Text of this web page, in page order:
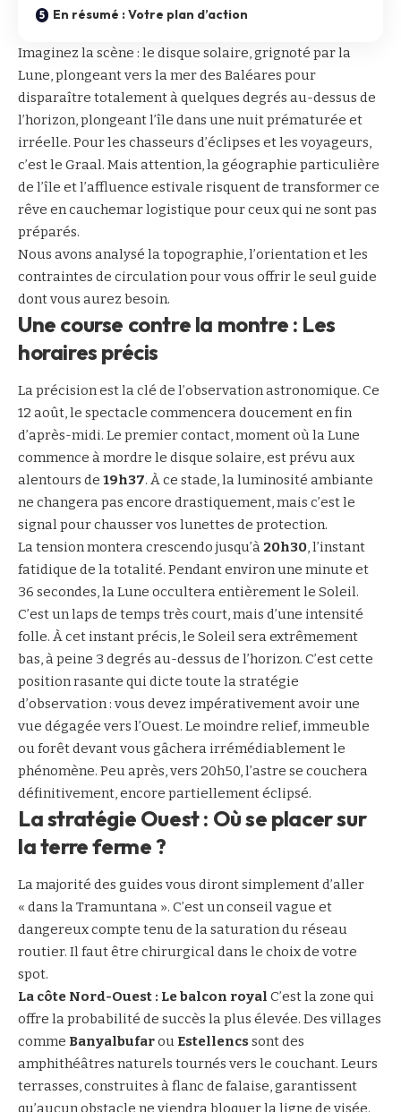
En résumé : Votre plan d’action
Imaginez la scène : le disque solaire, grignoté par la
Lune, plongeant vers la mer des Baléares pour
disparaître totalement à quelques degrés au-dessus de
l’horizon, plongeant l’île dans une nuit prématurée et
irréelle. Pour les chasseurs d’éclipses et les voyageurs,
c’est le Graal. Mais attention, la géographie particulière
de l’île et l’affluence estivale risquent de transformer ce
rêve en cauchemar logistique pour ceux qui ne sont pas
préparés.
Nous avons analysé la topographie, l’orientation et les
contraintes de circulation pour vous offrir le seul guide
dont vous aurez besoin.
Une course contre la montre : Les
horaires précis
La précision est la clé de l’observation astronomique. Ce
12 août, le spectacle commencera doucement en fin
d’après-midi. Le premier contact, moment où la Lune
commence à mordre le disque solaire, est prévu aux
alentours de 19h37. À ce stade, la luminosité ambiante
ne changera pas encore drastiquement, mais c’est le
signal pour chausser vos lunettes de protection.
La tension montera crescendo jusqu’à 20h30, l’instant
fatidique de la totalité. Pendant environ une minute et
36 secondes, la Lune occultera entièrement le Soleil.
C’est un laps de temps très court, mais d’une intensité
folle. À cet instant précis, le Soleil sera extrêmement
bas, à peine 3 degrés au-dessus de l’horizon. C’est cette
position rasante qui dicte toute la stratégie
d’observation : vous devez impérativement avoir une
vue dégagée vers l’Ouest. Le moindre relief, immeuble
ou forêt devant vous gâchera irrémédiablement le
phénomène. Peu après, vers 20h50, l’astre se couchera
définitivement, encore partiellement éclipsé.
La stratégie Ouest : Où se placer sur
la terre ferme ?
La majorité des guides vous diront simplement d’aller
« dans la Tramuntana ». C’est un conseil vague et
dangereux compte tenu de la saturation du réseau
routier. Il faut être chirurgical dans le choix de votre
spot.
La côte Nord-Ouest : Le balcon royal C’est la zone qui
offre la probabilité de succès la plus élevée. Des villages
comme Banyalbufarou Estellencssont des
amphithéâtres naturels tournés vers le couchant. Leurs
terrasses, construites à flanc de falaise, garantissent
qu’aucun obstacle ne viendra bloquer la ligne de visée.